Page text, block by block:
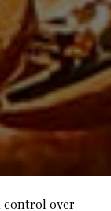
control over